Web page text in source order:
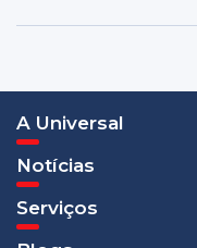
A Universal
Notícias
Serviços